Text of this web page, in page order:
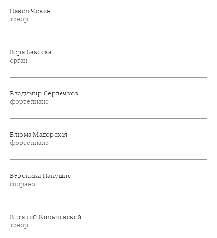
Павел Чекин
тенор
Вера Бакеева
орган
Владимир Сердечков
фортепиано
Блюма Мадорская
фортепиано
Вероника Папушис
сопрано
Виталий Кильчевский
тенор